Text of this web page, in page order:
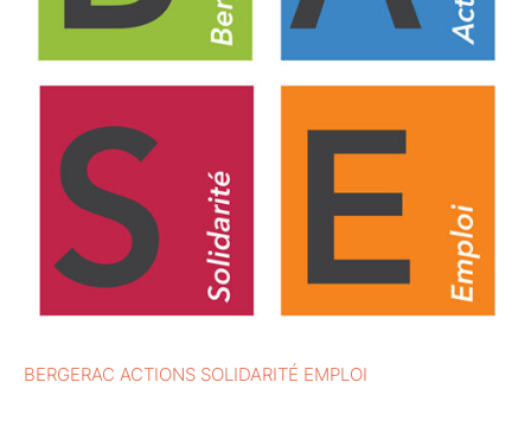
BERGERAC ACTIONS SOLIDARITÉ EMPLOI